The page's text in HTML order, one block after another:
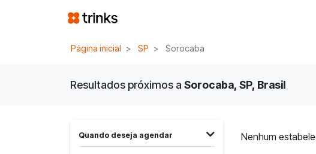
Página inicial SP Sorocaba
Resultados próximos a Sorocaba, SP, Brasil
Quando deseja agendar Nenhum